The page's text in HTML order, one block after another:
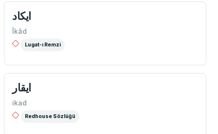
ايكاد
Îkâd
Lugat-ı Remzi
ايقار
ikad
Redhouse Sözlüğü